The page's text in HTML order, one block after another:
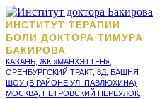
ИНСТИТУТ ТЕРАПИИ
БОЛИ ДОКТОРА ТИМУРА
БАКИРОВА
КАЗАНЬ, ЖК «МАНХЭТТЕН»,
ОРЕНБУРГСКИЙ ТРАКТ, 8Д, БАШНЯ
ШОУ (В РАЙОНЕ УЛ. ПАВЛЮХИНА)
МОСКВА, ПЕТРОВСКИЙ ПЕРЕУЛОК,